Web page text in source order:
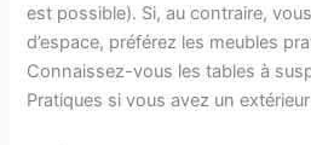
est possible). Si, au contraire,
d’espace, préférez les meubles
Connaissez-vous les tables à
Pratiques si vous avez un